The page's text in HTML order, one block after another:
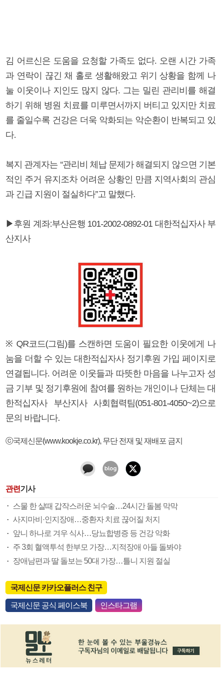
김 어르신은 도움을 요청할 가족도 없다. 오랜 시간 가족
과 연락이 끊긴 채 홀로 생활해왔고 위기 상황을 함께 나
눌 이웃이나 지인도 많지 않다. 그는 밀린 관리비를 해결
하기 위해 병원 치료를 미루면서까지 버티고 있지만 치료
를 줄일수록 건강은 더욱 악화되는 악순환이 반복되고 있
다.
복지 관계자는 “관리비 체납 문제가 해결되지 않으면 기본
적인 주거 유지조차 어려운 상황인 만큼 지역사회의 관심
과 긴급 지원이 절실하다”고 말했다.
▶후원 계좌:부산은행 101-2002-0892-01 대한적십자사 부
산지사
※ QR코드(그림)를 스캔하면 도움이 필요한 이웃에게 나
눔을 더할 수 있는 대한적십자사 정기후원 가입 페이지로
연결됩니다. 어려운 이웃들과 따뜻한 마음을 나누고자 성
금 기부 및 정기후원에 참여를 원하는 개인이나 단체는 대
한적십자사 부산지사 사회협력팀(051-801-4050~2)으로
문의 바랍니다.
ⓒ국제신문(www.kookje.co.kr), 무단 전재 및 재배포 금지
관련기사
스물 한 살때 갑작스러운 뇌수술…24시간 돌봄 막막
사지마비·인지장애…중환자 치료 끊어질 처지
앞니 하나로 겨우 식사…당뇨합병증 등 건강 악화
주 3회 혈액투석 한부모 가장…지적장애 아들 돌봐야
장애남편과 딸 돌보는 50대 가장…틀니 지원 절실
국제신문 카카오플러스 친구
국제신문 공식 페이스북 인스타그램